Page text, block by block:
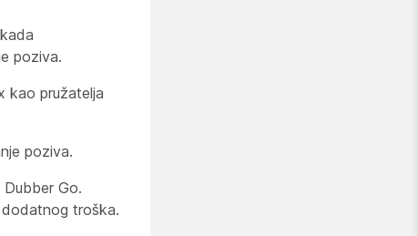
poziva.
kao pružatelja
poziva.
Dubber Go.
dodatnog troška.